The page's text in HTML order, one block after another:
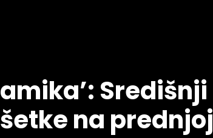
Središnji
na prednjoj